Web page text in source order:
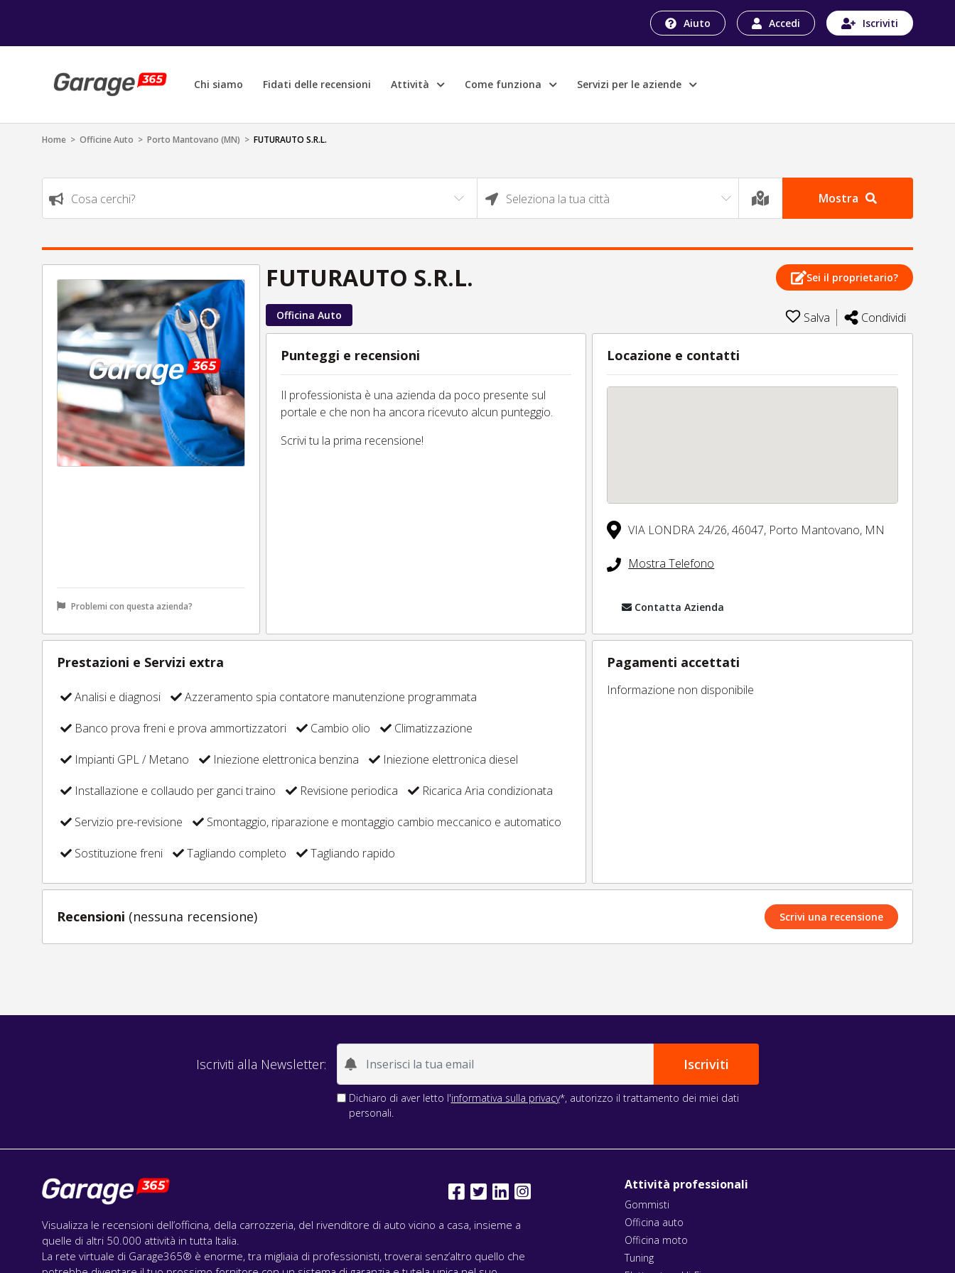
Aiuto Accedi Iscriviti
Chi siamo Fidati delle recensioni Attività Come funziona Servizi per le aziende
Home > Officine Auto > Porto Mantovano (MN) > FUTURAUTO S.R.L.
Cosa cerchi? Seleziona la tua città Mostra
Problemi con questa azienda?
FUTURAUTO S.R.L. Sei il proprietario?
Officina Auto Salva Condividi
Punteggi e recensioni
Il professionista è una azienda da poco presente sul
portale e che non ha ancora ricevuto alcun punteggio.
Scrivi tu la prima recensione!
Locazione e contatti
VIA LONDRA 24/26,46047, Porto Mantovano, MN
Mostra Telefono
Contatta Azienda
Prestazioni e Servizi extra
Analisi e diagnosi
Azzeramento spia contatore manutenzione programmata
Banco prova freni e prova ammortizzatori
Cambio olio
Climatizzazione
Impianti GPL / Metano
Iniezione elettronica benzina
Iniezione elettronica diesel
Installazione e collaudo per ganci traino
Revisione periodica
Ricarica Aria condizionata
Servizio pre-revisione
Smontaggio, riparazione e montaggio cambio meccanico e automatico
Sostituzione freni
Tagliando completo Tagliando rapido
Pagamenti accettati
Informazione non disponibile
Recensioni (nessuna recensione) Scrivi una recensione
Iscriviti alla Newsletter:
Dichiaro di aver letto l'informativa sulla privacy*, autorizzo il trattamento dei miei dati
personali.
Visualizza le recensioni dell’officina, della carrozzeria, del rivenditore di auto vicino a casa, insieme a
quelle di altri 50.000 attività in tutta Italia.
La rete virtuale di Garage365® è enorme, tra migliaia di professionisti, troverai senz’altro quello che
Attività professionali
Gommisti
Officina auto
Officina moto
Tuning